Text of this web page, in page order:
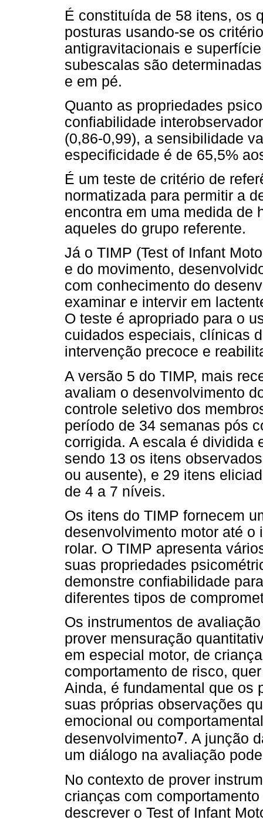
É constituída de 58 itens, os
posturas usando-se os
antigravitacionais e
subescalas são
e em pé.
Quanto as propriedades
confiabilidade
(0,86-0,99), a sensibilidade
especificidade é de 65,5%
É um teste de critério de
normatizada para permitir a
encontra em uma medida de
aqueles do grupo referente.
Já o TIMP (Test of Infant
e do movimento,
com conhecimento do
examinar e intervir em
O teste é apropriado para o
cuidados especiais, clínicas
intervenção precoce e
A versão 5 do TIMP, mais
avaliam o desenvolvimento
controle seletivo dos
período de 34 semanas pós
corrigida. A escala é dividida
sendo 13 os itens
ou ausente), e 29 itens
de 4 a 7 níveis.
Os itens do TIMP fornecem
desenvolvimento motor até
rolar. O TIMP apresenta
suas propriedades
demonstre confiabilidade
diferentes tipos de
Os instrumentos de
prover mensuração
em especial motor, de
comportamento de risco,
Ainda, é fundamental que os
suas próprias observações
emocional ou
desenvolvimento7. A junção
um diálogo na avaliação
No contexto de prover
crianças com
descrever o Test of Infant